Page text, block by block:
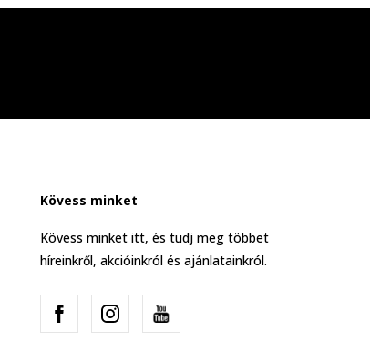
Kövess minket
Kövess minket itt, és tudj meg többet
híreinkről, akcióinkról és ajánlatainkról.